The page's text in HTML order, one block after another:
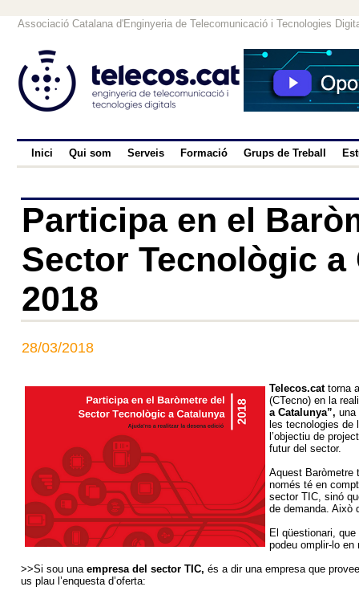
Associació Catalana d'Enginyeria de Telecomunicació i Tecnologies
Inici Qui som Serveis Formació Grups de Treball
Participa en el
Sector Tecnològic a
2018
28/03/2018
Telecos.cat torna
(CTecno) en la
a Catalunya”, una
les tecnologies de
l’objectiu de
futur del sector.
Aquest Baròmetre
només té en
sector TIC, sinó
de demanda. Això
El qüestionari, que
podeu omplir-lo en
>>Si sou una empresa del sector TIC, és a dir una empresa que
us plau l’enquesta d’oferta: